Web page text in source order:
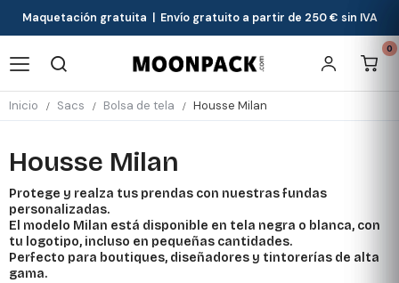
Maquetación gratuita | Envío gratuito a partir de 250 € sin IVA
0
Inicio Sacs Bolsa de tela Housse Milan
Housse Milan
Protege y realza tus prendas con nuestras fundas
personalizadas.
El modelo Milan está disponible en tela negra o blanca, con
tu logotipo, incluso en pequeñas cantidades.
Perfecto para boutiques, diseñadores y tintorerías de alta
gama.